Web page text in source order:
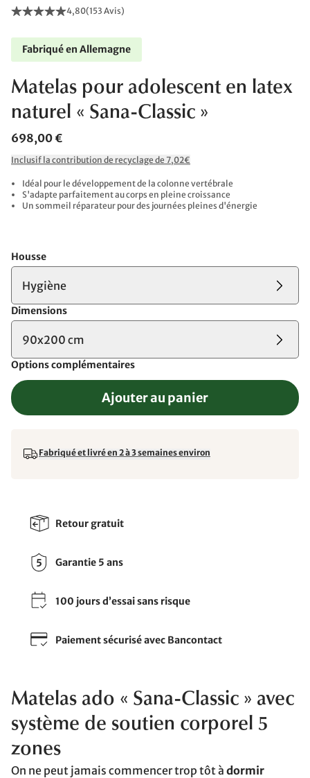
4,80(153 Avis)
Fabriqué en Allemagne
Matelas pour adolescent en latex
naturel « Sana-Classic »
698,00 €
Inclusif la contribution de recyclage de 7,02€
Idéal pour le développement de la colonne vertébrale
S'adapte parfaitement au corps en pleine croissance
Un sommeil réparateur pour des journées pleines d'énergie
Housse
Hygiène
Dimensions
90x200 cm
Options complémentaires
Ajouter au panier
Fabriqué et livré en 2 à 3 semaines environ
Retour gratuit
Garantie 5 ans
100 jours d’essai sans risque
Paiement sécurisé avec Bancontact
Matelas ado « Sana-Classic » avec
système de soutien corporel 5
zones
On ne peut jamais commencer trop tôt à dormir